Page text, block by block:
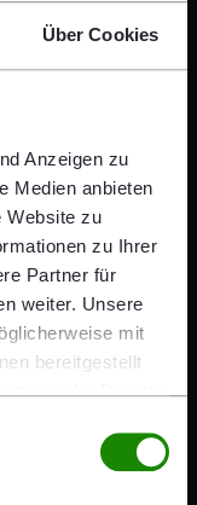
Über Cookies
Anzeigen zu
Medien anbieten
Website zu
zu Ihrer
Partner für
weiter. Unsere
mit
bereitgestellt
der Dienste